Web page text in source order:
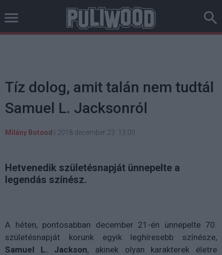
Tíz dolog, amit talán nem tudtál
Samuel L. Jacksonról
Milány Botond 2018 december 23. 13:00
Hetvenedik születésnapját ünnepelte a
legendás színész.
A héten, pontosabban december 21-én ünnepelte 70.
születésnapját korunk egyik leghíresebb színésze,
Samuel L. Jackson, akinek olyan karakterek életre